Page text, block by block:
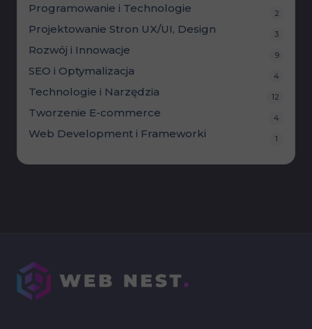
Programowanie i Technologie 2
Projektowanie Stron UX/UI, Design 3
Rozwój i Innowacje 9
SEO i Optymalizacja 4
Technologie i Narzędzia 12
Tworzenie E-commerce 4
Web Development i Frameworki 1